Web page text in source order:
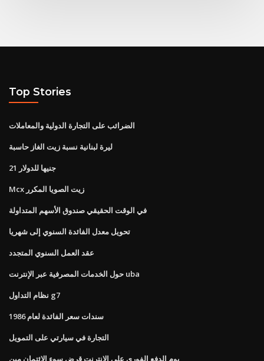
Top Stories
الضرائب على التجارة الدولية والمعاملات
ليرة لبنانية نسبة زيت الغاز حاسبة
21 جنيها للدولار
Mcx زيت الصويا المكرر
في الوقت الحقيقي صندوق الأسهم المتداولة
تحويل معدل الفائدة السنوي إلى شهريا
عقد العمل السنوي المتجدد
حول الخدمات المصرفية عبر الإنترنت uba
نظام التداول g7
سندات سعر الفائدة لعام 1986
التجارة في سيارتي على التمويل
يوم الدفع الفوري على الانترنت قرض سوء الائتمان مين